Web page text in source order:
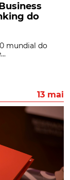
do
mundial do
13 mai